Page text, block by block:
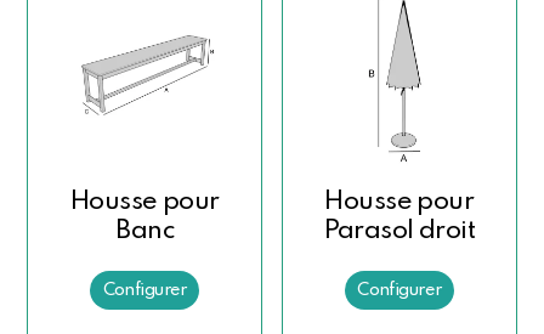
Housse pour
Banc
Housse pour
Parasol droit